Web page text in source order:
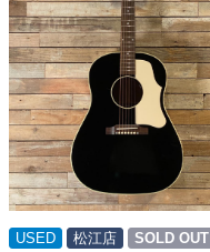
USED 松江店 SOLD OUT